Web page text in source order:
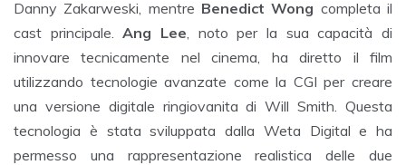
Danny Zakarweski, mentre Benedict Wong completa il
cast principale.Ang Lee , noto per la sua capacità di
innovare tecnicamente nel cinema, ha diretto il film
utilizzando tecnologie avanzate come la CGI per creare
una versione digitale ringiovanita di Will Smith. Questa
tecnologia è stata sviluppata dalla Weta Digital e ha
permesso una rappresentazione realistica delle due